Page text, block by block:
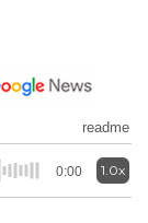
readme
0:00 1.0x